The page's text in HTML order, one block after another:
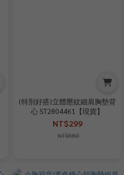
(特別好搭)立體壓紋細肩胸墊背
心 ST2804461【現貨】
NT$299
NT$580